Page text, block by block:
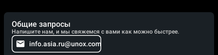
Общие запросы
Напишите нам, и мы свяжемся с вами как можно быстрее.
info.asia.ru@unox.com